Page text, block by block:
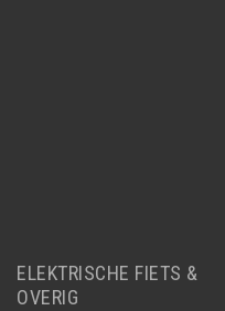
ELEKTRISCHE FIETS &
OVERIG